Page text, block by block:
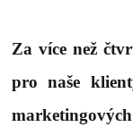
Za více než
pro naše